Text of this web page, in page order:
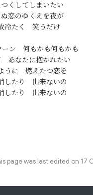
くしてしまいたい
恋のゆくえを夜が
冷たく　笑うだけ
ン　何もかも何もかも
あなたに抱かれたい
うに　燃えたつ恋を
したり　出来ないの
page was last edited on 17